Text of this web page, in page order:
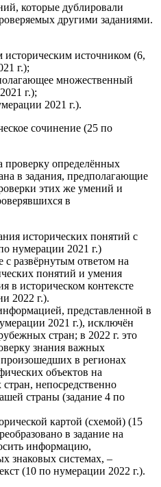
которые дублировали
другими заданиями.
источником (6,
г.);
множественный
г.);
2021 г.).
сочинение (25 по
проверку определённых
в задания, предполагающие
этих же умений и
в
исторических понятий с
нумерации 2021 г.)
с развёрнутым ответом на
понятий и умения
в историческом контексте
2022 г.).
представленной в
2021 г.), исключён
стран; в 2022 г. это
знания важных
в регионах
объектов на
непосредственно
страны (задание 4 по
картой (схемой) (15
в задание на
информацию,
знаковых системах, –
(10 по нумерации 2022 г.).